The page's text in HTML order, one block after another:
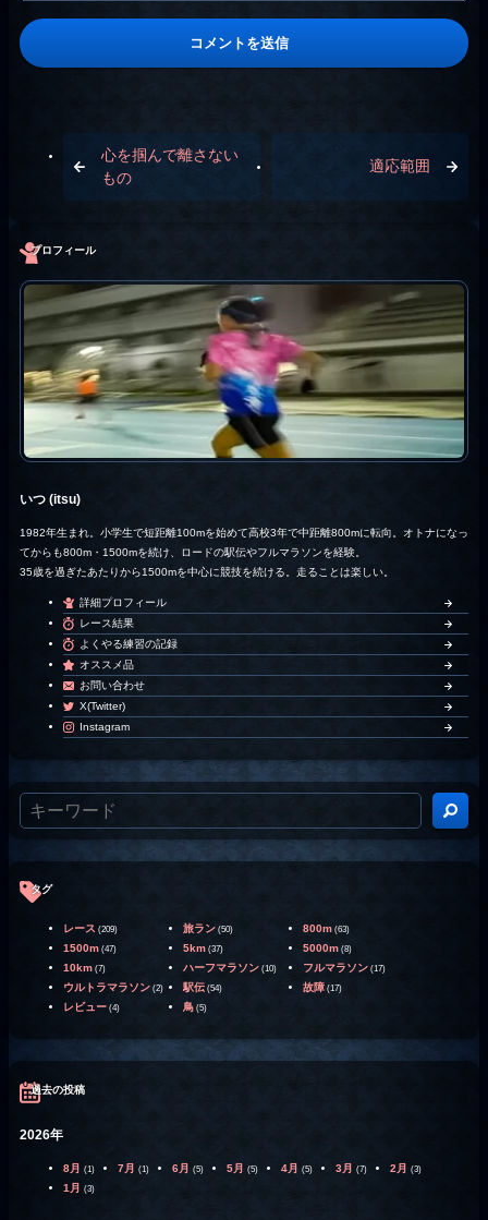
心を掴んで離さない
もの
適応範囲
プロフィール
いつ (itsu)
1982年生まれ。小学生で短距離100mを始めて高校3年で中距離800mに転向。オトナになっ
てからも800m・1500mを続け、ロードの駅伝やフルマラソンを経験。
35歳を過ぎたあたりから1500mを中心に競技を続ける。走ることは楽しい。
詳細プロフィール
レース結果
よくやる練習の記録
オススメ品
お問い合わせ
X(Twitter)
Instagram
タグ
レース (209) 旅ラン (50) 800m (63)
1500m (47) 5km (37) 5000m (8)
10km (7) ハーフマラソン (10) フルマラソン (17)
ウルトラマラソン (2) 駅伝 (54) 故障 (17)
レビュー (4) 鳥 (5)
過去の投稿
2026年
8月 (1) 7月 (1) 6月 (5) 5月 (5) 4月 (5) 3月 (7) 2月 (3)
1月 (3)